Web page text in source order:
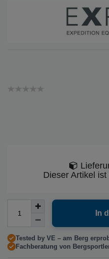
Dieser Artikel
In
Tested by VE – am Berg
Fachberatung von